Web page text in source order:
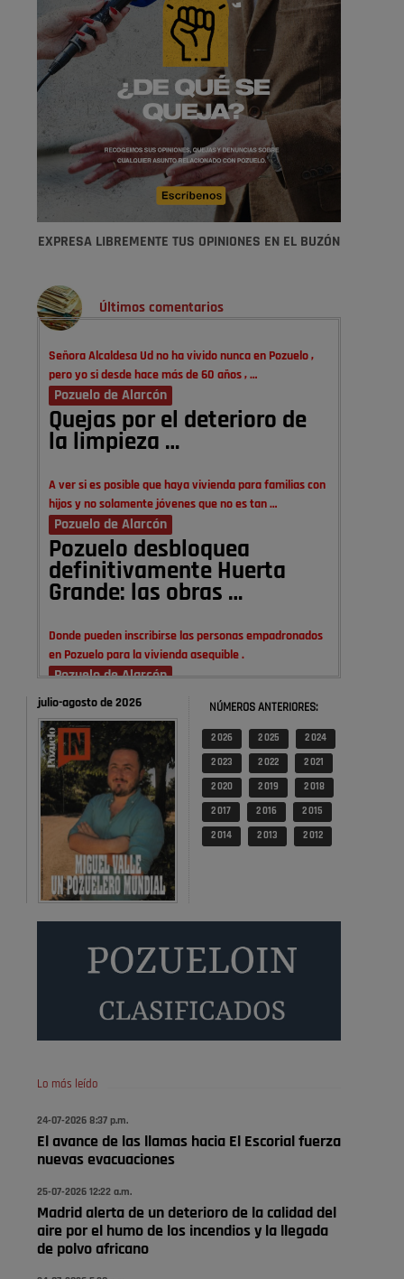
EXPRESA LIBREMENTE TUS OPINIONES EN EL BUZÓN
Últimos comentarios
Señora Alcaldesa Ud no ha vivido nunca en Pozuelo ,
pero yo si desde hace más de 60 años , …
Pozuelo de Alarcón
Quejas por el deterioro de
la limpieza …
A ver si es posible que haya vivienda para familias con
hijos y no solamente jóvenes que no es tan …
Pozuelo de Alarcón
Pozuelo desbloquea
definitivamente Huerta
Grande: las obras …
Donde pueden inscribirse las personas empadronados
en Pozuelo para la vivienda asequible .
Pozuelo de Alarcón
Pozuelo desbloquea
definitivamente Huerta
Grande: las obras …
También pienso que si no fuéramos tan sucios no haría
falta denunciar nada
Pozuelo de Alarcón
Quejas por el deterioro de
la limpieza …
Pozuelo de Alarcón
🔴 EXCLUSIVA | El comisario
de la …
😆Durán menos qué un caramelo en la puerta de un
Pozuelo de Alarcón
🔴 EXCLUSIVA | El comisario
de la …
Pozuelo de Alarcón
🔴 EXCLUSIVA | El comisario
de la …
julio-agosto de 2026 NÚMEROS ANTERIORES:
2 026 2 025 2 024
2 023 2 022 2 021
2 020 2 019 2 018
2 017 2 016 2 015
2 014 2 013 2 012
Lo más leído
24-07-2026 8:37 p.m.
El avance de las llamas hacia El Escorial fuerza
nuevas evacuaciones
25-07-2026 12:22 a.m.
Madrid alerta de un deterioro de la calidad del
aire por el humo de los incendios y la llegada
de polvo africano